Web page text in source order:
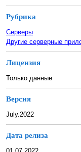
Рубрика
Серверы
Другие серверные
Лицензия
Только данные
Версия
July.2022
Дата релиза